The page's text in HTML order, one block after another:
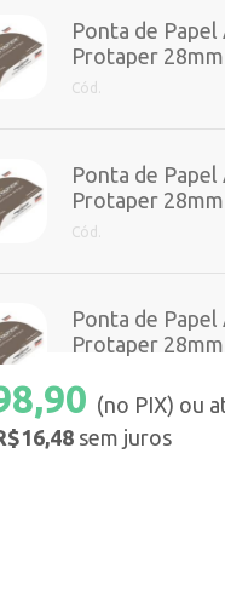
Ponta de
Protaper
Cód.
Ponta de
Protaper
Cód.
Ponta de
Protaper
(no PIX) ou
sem juros